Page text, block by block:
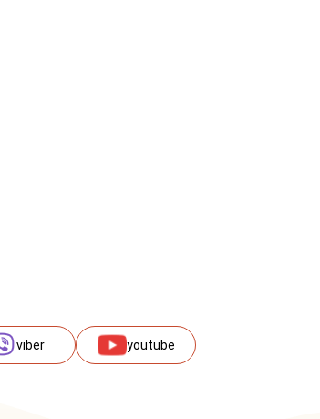
viber youtube